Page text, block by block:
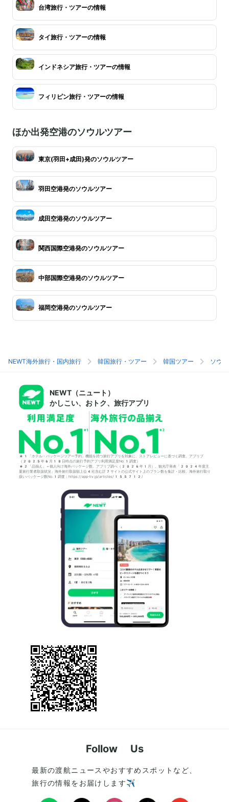
台湾旅行・ツアーの情報
タイ旅行・ツアーの情報
インドネシア旅行・ツアーの情報
フィリピン旅行・ツアーの情報
ほか出発空港のソウルツアー
東京(羽田+成田)発のソウルツアー
羽田空港発のソウルツアー
成田空港発のソウルツアー
関西国際空港発のソウルツアー
中部国際空港発のソウルツアー
福岡空港発のソウルツアー
NEWT海外旅行・国内旅行 韓国旅行・ツアー 韓国ツアー ソウ
NEWT（ニュート）
かしこい、おトク、旅行アプリ
*1「ホテル・パッケージツアー予約」機能を持つ旅行アプリを対象に、ストアレビューに基づく調査。アプリブ
（2025年6月18日時点の旅行予約アプリ利用満足度No.1調査）
*2「品揃え」＝個人向け海外パッケージ数。アプリブ調べ（2026年1月）。観光庁発表「2024年度主
要旅行業者取扱状況」海外旅行取扱額上位4社含む計7サイトの公式サイト上のプラン数を集計・比較。海外旅行取り
扱いパッケージ数No.1調査：https://app-liv.jp/articles/155712/
Follow Us
最新の渡航ニュースやおすすめスポットなど、
旅行の情報をお届けします✈️